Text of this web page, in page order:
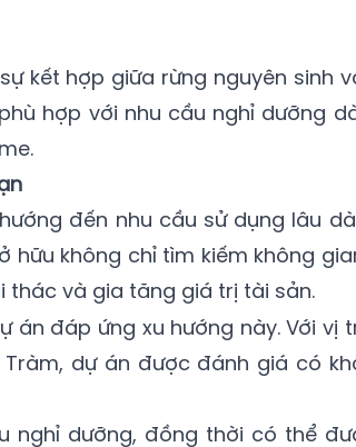
kết hợp giữa rừng nguyên sinh
hợp với nhu cầu nghỉ dưỡng
đến nhu cầu sử dụng lâu
hữu không chỉ tìm kiếm không
thác và gia tăng giá trị tài sản.
án đáp ứng xu hướng này. Với vị
dự án được đánh giá có
nghỉ dưỡng, đồng thời có thể